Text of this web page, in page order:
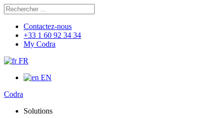
Rechercher
Contactez-nous
+33 1 60 92 34 34
My Codra
FR
EN
Codra
Solutions